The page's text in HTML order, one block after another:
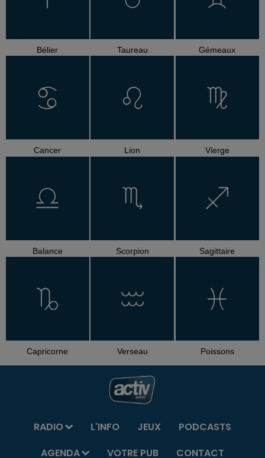
Bélier Taureau Gémeaux
Cancer Lion Vierge
Balance Scorpion Sagittaire
Capricorne Verseau Poissons
RADIO L'INFO JEUX
PODCASTS
AGENDA
VOTRE PUB CONTACT